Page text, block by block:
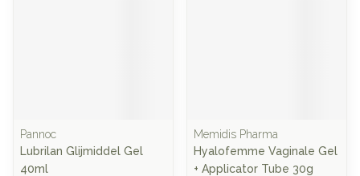
Pannoc
Lubrilan Glijmiddel Gel
40ml
Memidis Pharma
Hyalofemme Vaginale Gel
+ Applicator Tube 30g